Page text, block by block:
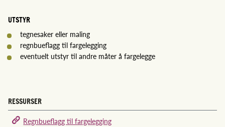
UTSTYR
tegnesaker eller maling
regnbueflagg til fargelegging
eventuelt utstyr til andre måter å fargelegge
RESSURSER
Regnbueflagg til fargelegging